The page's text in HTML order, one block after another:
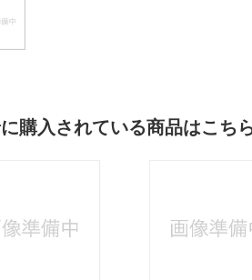
購入されている商品はこち